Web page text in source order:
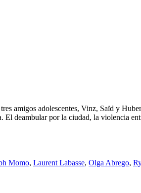
amigos adolescentes, Vinz, Saïd y
deambular por la ciudad, la violencia
Momo, Laurent Labasse, Olga Abrego,